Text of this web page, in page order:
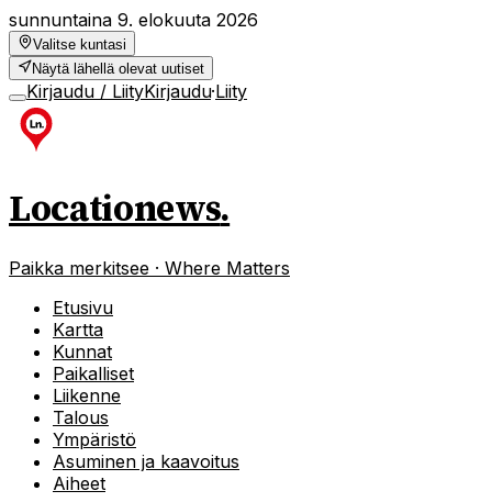
sunnuntaina 9. elokuuta 2026
Valitse kuntasi
Näytä lähellä olevat uutiset
Kirjaudu / LiityKirjaudu·Liity
Locationews.
Paikka merkitsee · Where Matters
Etusivu
Kartta
Kunnat
Paikalliset
Liikenne
Talous
Ympäristö
Asuminen ja kaavoitus
Aiheet